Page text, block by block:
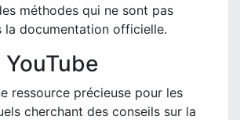
méthodes qui ne sont pas
la documentation officielle.
ressource précieuse pour les
cherchant des conseils sur la